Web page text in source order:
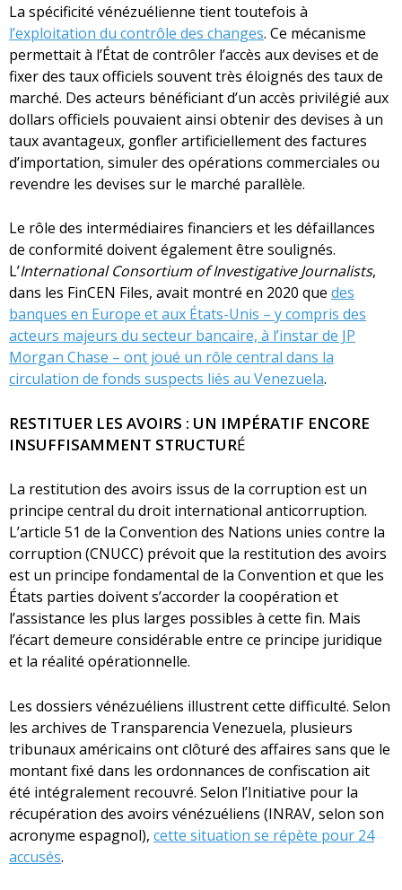
La spécificité vénézuélienne tient toutefois à
l’exploitation du contrôle des changes. Ce mécanisme
permettait à l’État de contrôler l’accès aux devises et de
fixer des taux officiels souvent très éloignés des taux de
marché. Des acteurs bénéficiant d’un accès privilégié aux
dollars officiels pouvaient ainsi obtenir des devises à un
taux avantageux, gonfler artificiellement des factures
d’importation, simuler des opérations commerciales ou
revendre les devises sur le marché parallèle.
Le rôle des intermédiaires financiers et les défaillances
de conformité doivent également être soulignés.
L’International Consortium of Investigative Journalists,
dans les FinCEN Files, avait montré en 2020 que des
banques en Europe et aux États-Unis – y compris des
acteurs majeurs du secteur bancaire, à l’instar de JP
Morgan Chase – ont joué un rôle central dans la
circulation de fonds suspects liés au Venezuela.
RESTITUER LES AVOIRS : UN IMPÉRATIF ENCORE
INSUFFISAMMENT STRUCTURÉ
La restitution des avoirs issus de la corruption est un
principe central du droit international anticorruption.
L’article 51 de la Convention des Nations unies contre la
corruption (CNUCC) prévoit que la restitution des avoirs
est un principe fondamental de la Convention et que les
États parties doivent s’accorder la coopération et
l’assistance les plus larges possibles à cette fin. Mais
l’écart demeure considérable entre ce principe juridique
et la réalité opérationnelle.
Les dossiers vénézuéliens illustrent cette difficulté. Selon
les archives de Transparencia Venezuela, plusieurs
tribunaux américains ont clôturé des affaires sans que le
montant fixé dans les ordonnances de confiscation ait
été intégralement recouvré. Selon l’Initiative pour la
récupération des avoirs vénézuéliens (INRAV, selon son
acronyme espagnol), cette situation se répète pour 24
accusés.